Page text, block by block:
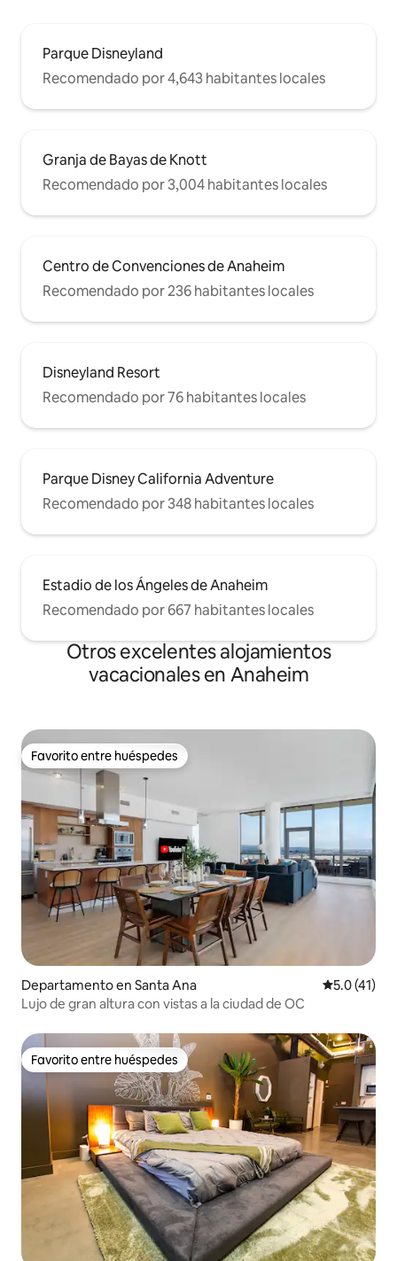
Parque Disneyland
Recomendado por 4,643 habitantes locales
Granja de Bayas de Knott
Recomendado por 3,004 habitantes locales
Centro de Convenciones de Anaheim
Recomendado por 236 habitantes locales
Disneyland Resort
Recomendado por 76 habitantes locales
Parque Disney California Adventure
Recomendado por 348 habitantes locales
Estadio de los Ángeles de Anaheim
Recomendado por 667 habitantes locales
Otros excelentes alojamientos
vacacionales en Anaheim
Favorito entre huéspedes
Favorito entre huéspedes
Departamento en Santa Ana Calificación
5.0 (41)
Lujo de gran altura con vistas a la ciudad de OC
Favorito entre huéspedes
Favorito entre huéspedes